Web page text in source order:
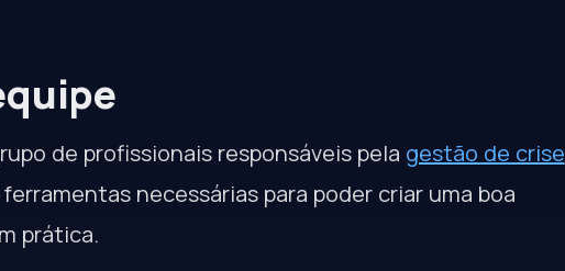
de profissionais responsáveis pela gestão de crise
necessárias para poder criar uma boa
prática.